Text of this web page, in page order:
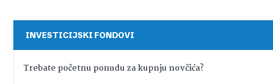
INVESTICIJSKI FONDOVI
Trebate početnu ponudu za kupnju novčića?